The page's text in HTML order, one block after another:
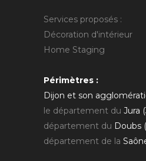
Services proposés :
Décoration d'intérieur
Home Staging
Périmètres :
Dijon et son
le département du Jura
département du Doubs
département de la